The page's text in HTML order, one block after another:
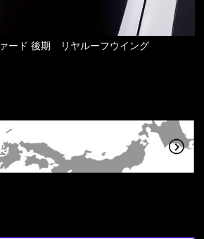
ード 後期 リヤルーフウイング